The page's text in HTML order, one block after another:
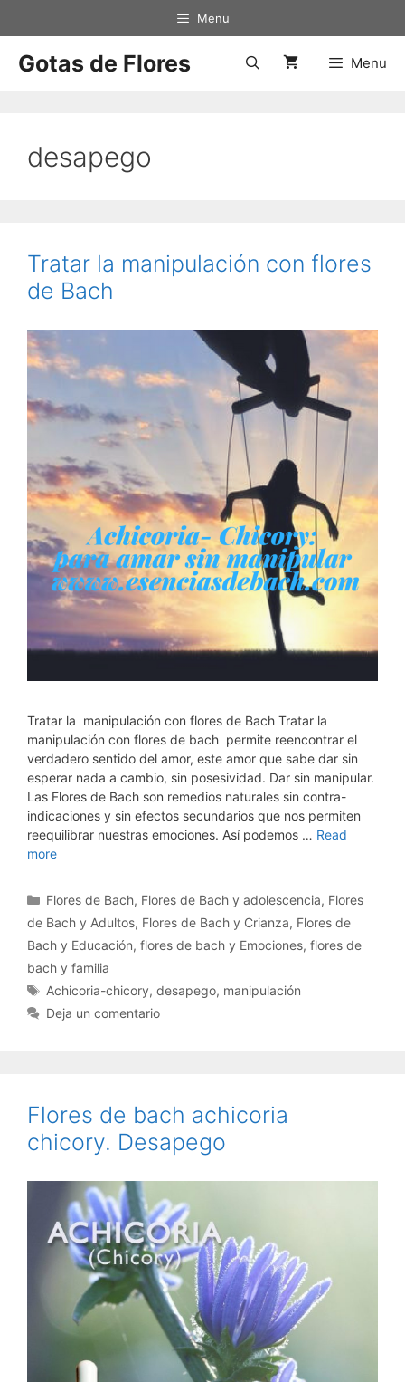
Menu
Gotas de Flores Menu
desapego
Tratar la manipulación con flores
de Bach
Tratar la manipulación con flores de Bach Tratar la
manipulación con flores de bach permite reencontrar el
verdadero sentido del amor, este amor que sabe dar sin
esperar nada a cambio, sin posesividad. Dar sin manipular.
Las Flores de Bach son remedios naturales sin contra-
indicaciones y sin efectos secundarios que nos permiten
reequilibrar nuestras emociones. Así podemos … Read
more
Categorías
Flores de Bach, Flores de Bach y adolescencia, Flores
de Bach y Adultos, Flores de Bach y Crianza, Flores de
Bach y Educación, flores de bach y Emociones, flores de
bach y familia
Etiquetas
Achicoria-chicory,desapego, manipulación
Deja un comentario
Flores de bach achicoria
chicory. Desapego